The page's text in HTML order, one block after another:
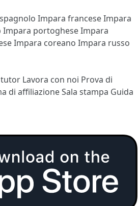
Impara franceseImpara
Impara portogheseImpara
Impara coreano Impara russo
tutor Lavora con noi Prova di
di affiliazioneSala stampa Guida